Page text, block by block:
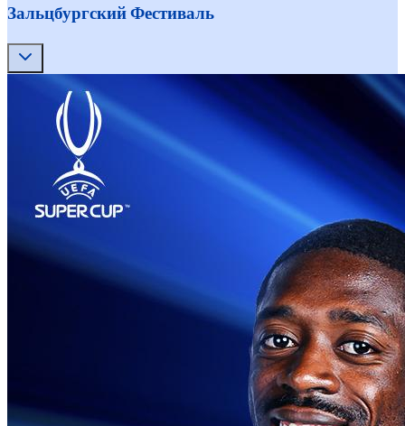
Зальцбургский Фестиваль